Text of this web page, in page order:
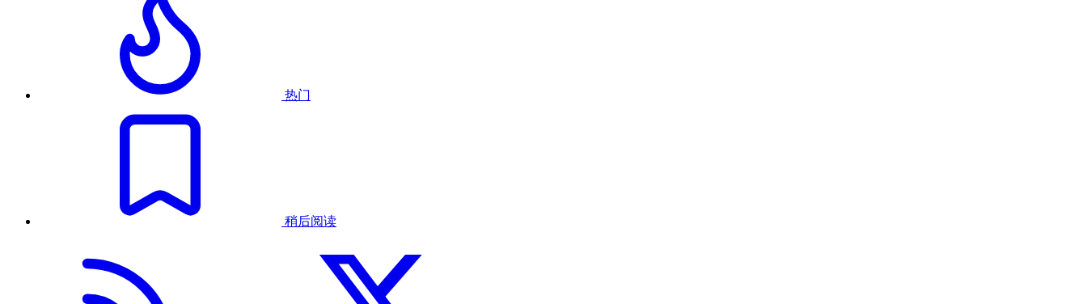
热门
稍后阅读